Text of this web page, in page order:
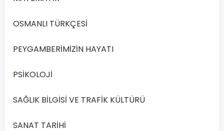
OSMANLI TÜRKÇESİ
PEYGAMBERİMİZİN HAYATI
PSİKOLOJİ
SAĞLIK BİLGİSİ VE TRAFİK KÜLTÜRÜ
SANAT TARİHİ